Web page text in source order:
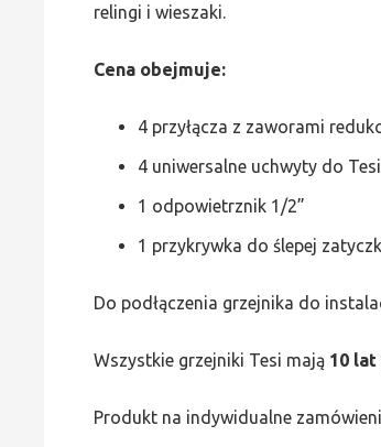
relingi i wieszaki.
Cena obejmuje:
4 przyłącza z zaworami
4 uniwersalne uchwyty do Tesi
1 odpowietrznik 1/2”
1 przykrywka do ślepej
Do podłączenia grzejnika do
Wszystkie grzejniki Tesi mają 10 lat
Produkt na indywidualne